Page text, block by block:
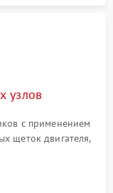
узлов
с применением
щеток двигателя,